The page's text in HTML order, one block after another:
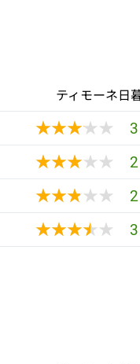
ティモーネ日
★★★★★
★★★★★
★★★★★
★★★★★
★★★★★
★★★★★
★★★★★
★★★★★